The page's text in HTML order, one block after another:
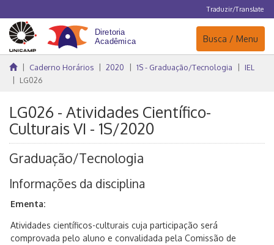
Traduzir/Translate
Navegação
Busca / Menu
Caderno Horários 2020 1S - Graduação/Tecnologia
IEL
LG026
LG026 - Atividades Científico-
Culturais VI - 1S/2020
Graduação/Tecnologia
Informações da disciplina
Ementa:
Atividades científicos-culturais cuja participação será
comprovada pelo aluno e convalidada pela Comissão de